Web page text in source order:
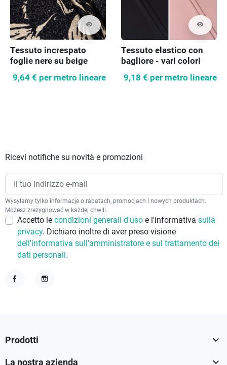
visibility
Tessuto increspato
foglie nere su beige
9,64 € per metro lineare
visibility
Tessuto elastico con
bagliore - vari colori
9,18 € per metro lineare
Ricevi notifiche su novità e promozioni
Wysyłamy tylko informacje o rabatach, promocjach i nowych produktach.
Możesz zrezygnować w każdej chwili.
Accetto le condizioni generali d'uso e l'informativa sulla
privacy. Dichiaro inoltre di aver preso visione
dell'informativa sull'amministratore e sul trattamento dei
dati personali.
Prodotti 
La nostra azienda